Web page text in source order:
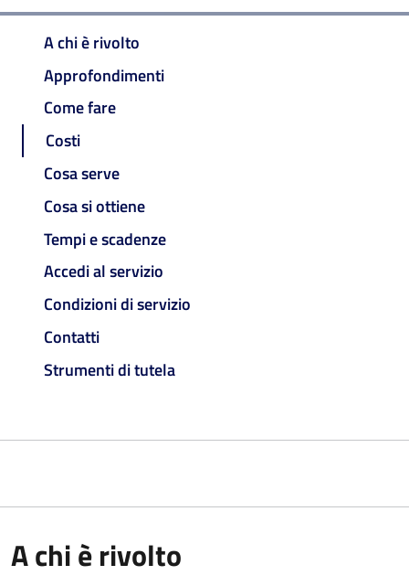
A chi è rivolto
Approfondimenti
Come fare
Costi
Cosa serve
Cosa si ottiene
Tempi e scadenze
Accedi al servizio
Condizioni di servizio
Contatti
Strumenti di tutela
A chi è rivolto